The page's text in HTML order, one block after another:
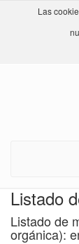
Las
Listado
Listado de
orgánica):